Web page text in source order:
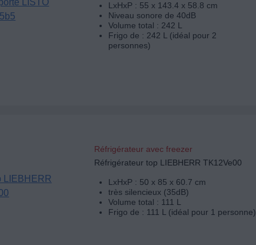
LxHxP : 55 x 143.4 x 58.8 cm
Niveau sonore de 40dB
Volume total : 242 L
Frigo de : 242 L (idéal pour 2
personnes)
Réfrigérateur avec freezer
Réfrigérateur top LIEBHERR TK12Ve00
LxHxP : 50 x 85 x 60.7 cm
très silencieux (35dB)
Volume total : 111 L
Frigo de : 111 L (idéal pour 1 personne)